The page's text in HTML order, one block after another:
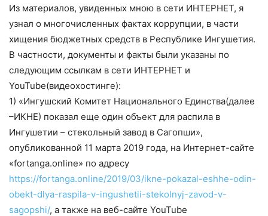
Из материалов, увиденных мною в сети ИНТЕРНЕТ, я
узнал о многочисленных фактах коррупции, в части
хищения бюджетных средств в Республике Ингушетия.
В частности, документы и факты были указаны по
следующим ссылкам в сети ИНТЕРНЕТ и
YouTube(видеохостинге):
1) «Ингушский Комитет Национального Единства(далее
–ИКНЕ) показал еще один объект для распила в
Ингушетии – стекольный завод в Сагопши»,
опубликованной 11 марта 2019 года, на Интернет-сайте
«fortanga.online» по адресу
https://fortanga.online/2019/03/ikne-pokazal-eshhe-odin-
obekt-dlya-raspila-v-ingushetii-stekolnyj-zavod-v-
sagopshi/, а также на веб-сайте YouTube